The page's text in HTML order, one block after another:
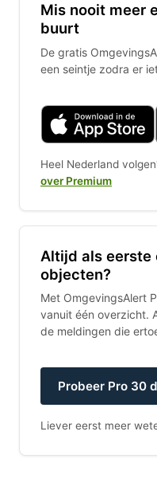
Mis nooit meer
buurt
De gratis
een seintje zodra er
Heel Nederland
over Premium
Altijd als eerste
objecten?
Met OmgevingsAlert
vanuit één overzicht.
de meldingen die
Probeer Pro 30
Liever eerst meer